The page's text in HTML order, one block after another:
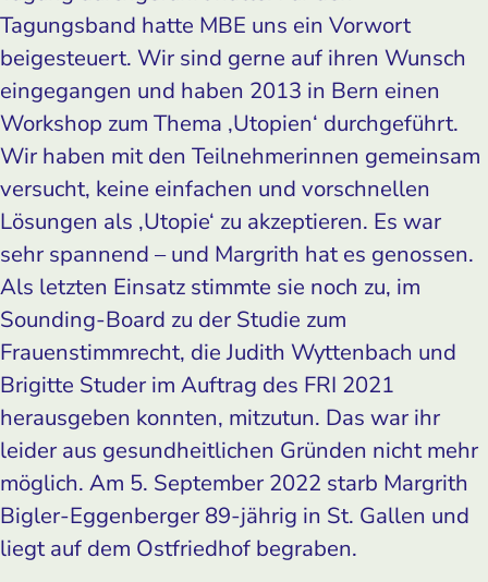
Tagungsband hatte MBE uns ein Vorwort
beigesteuert. Wir sind gerne auf ihren Wunsch
eingegangen und haben 2013 in Bern einen
Workshop zum Thema ‚Utopien‘ durchgeführt.
Wir haben mit den Teilnehmerinnen gemeinsam
versucht, keine einfachen und vorschnellen
Lösungen als ‚Utopie‘ zu akzeptieren. Es war
sehr spannend – und Margrith hat es genossen.
Als letzten Einsatz stimmte sie noch zu, im
Sounding-Board zu der Studie zum
Frauenstimmrecht, die Judith Wyttenbach und
Brigitte Studer im Auftrag des FRI 2021
herausgeben konnten, mitzutun. Das war ihr
leider aus gesundheitlichen Gründen nicht mehr
möglich. Am 5. September 2022 starb Margrith
Bigler-Eggenberger 89-jährig in St. Gallen und
liegt auf dem Ostfriedhof begraben.